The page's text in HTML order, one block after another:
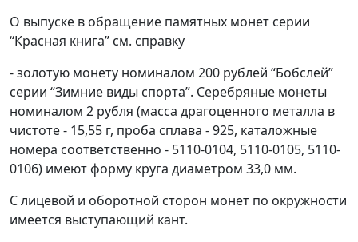
О выпуске в обращение памятных монет серии
“Красная книга” см. справку
- золотую монету номиналом 200 рублей “Бобслей”
серии “Зимние виды спорта”. Серебряные монеты
номиналом 2 рубля (масса драгоценного металла в
чистоте - 15,55 г, проба сплава - 925, каталожные
номера соответственно - 5110-0104, 5110-0105, 5110-
0106) имеют форму круга диаметром 33,0 мм.
С лицевой и оборотной сторон монет по окружности
имеется выступающий кант.